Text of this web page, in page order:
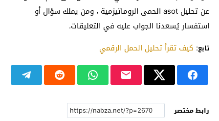
عن تحليل asot الحمى الروماتيزمية ، ومن يملك سؤال أو
استفسار يُسعدنا الجواب عليه في التعليقات.
تابع: كيف تقرأ تحليل الحمل الرقمي
رابط مختصر